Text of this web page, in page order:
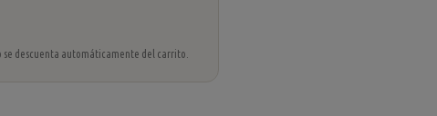
se descuenta automáticamente del carrito.